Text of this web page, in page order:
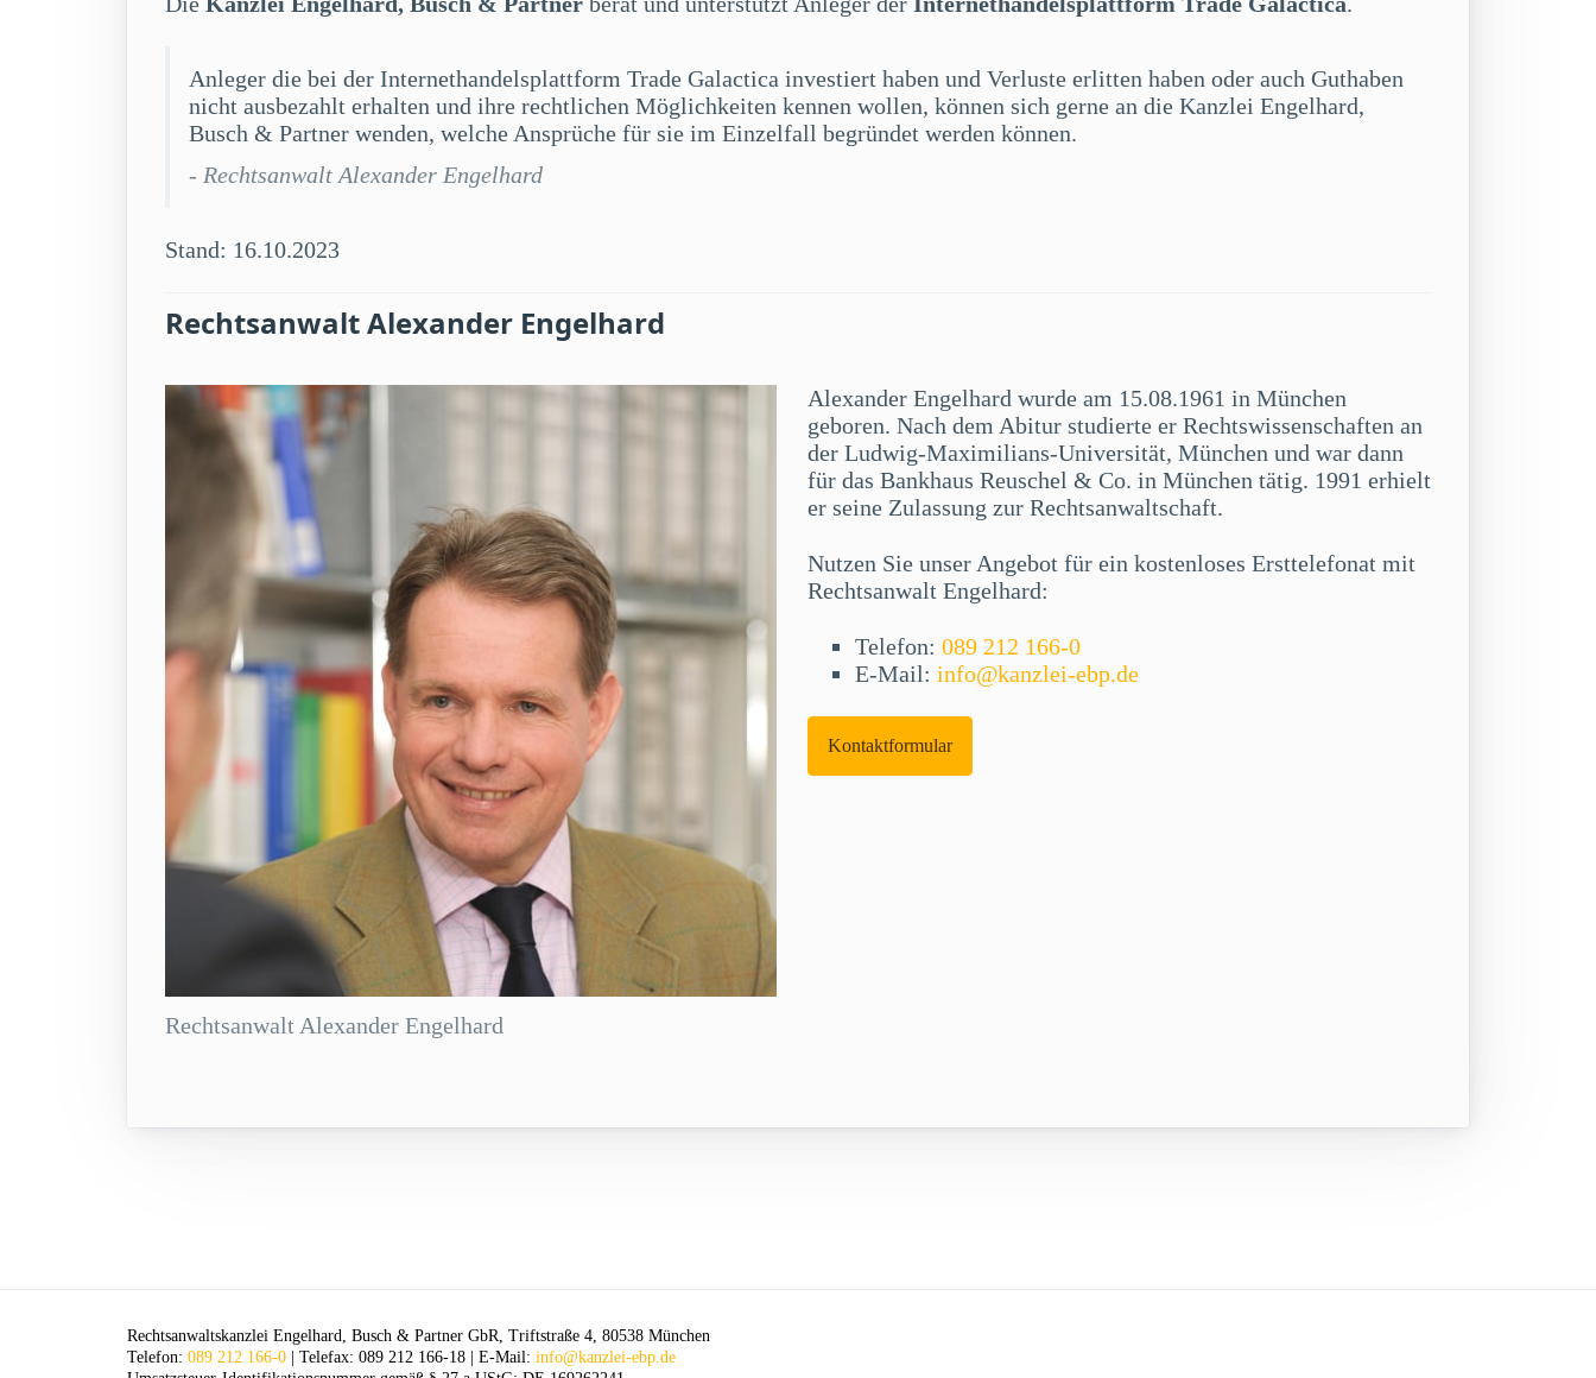
Anleger die bei der Internethandelsplattform Trade Galactica investiert haben und Verluste erlitten haben oder auch Guthaben
nicht ausbezahlt erhalten und ihre rechtlichen Möglichkeiten kennen wollen, können sich gerne an die Kanzlei Engelhard,
Busch & Partner wenden, welche Ansprüche für sie im Einzelfall begründet werden können.
- Rechtsanwalt Alexander Engelhard
Stand: 16.10.2023
Rechtsanwalt Alexander Engelhard
Rechtsanwalt Alexander Engelhard
Alexander Engelhard wurde am 15.08.1961 in München
geboren. Nach dem Abitur studierte er Rechtswissenschaften an
der Ludwig-Maximilians-Universität, München und war dann
für das Bankhaus Reuschel & Co. in München tätig. 1991 erhielt
er seine Zulassung zur Rechtsanwaltschaft.
Nutzen Sie unser Angebot für ein kostenloses Ersttelefonat mit
Rechtsanwalt Engelhard:
Telefon: 089 212 166-0
E-Mail: info@kanzlei-ebp.de
Kontaktformular
Rechtsanwaltskanzlei Engelhard, Busch & Partner GbR, Triftstraße 4, 80538 München
Telefon: 089 212 166-0 | Telefax: 089 212 166-18 | E-Mail: info@kanzlei-ebp.de